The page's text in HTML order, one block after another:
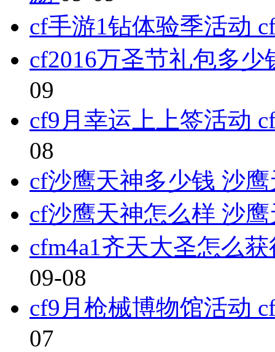
cf手游1钻体验季活动
cf2016万圣节礼包多
09
cf9月幸运上上签活动
08
cf沙鹰天神多少钱 沙
cf沙鹰天神怎么样 沙
cfm4a1齐天大圣怎么
09-08
cf9月枪械博物馆活动
07